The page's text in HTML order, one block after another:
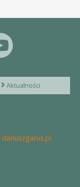
Aktualności
dariuszgarus.pl